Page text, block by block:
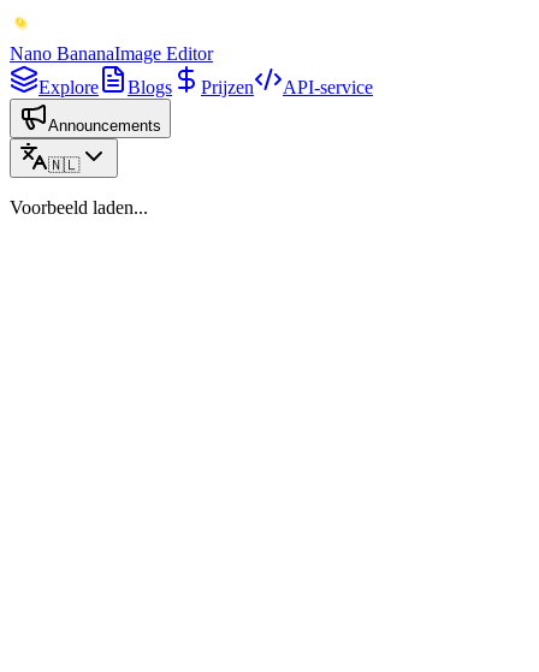
Nano BananaImage Editor
Explore
Blogs Prijzen API-service
Announcements
🇳🇱
Voorbeeld laden...